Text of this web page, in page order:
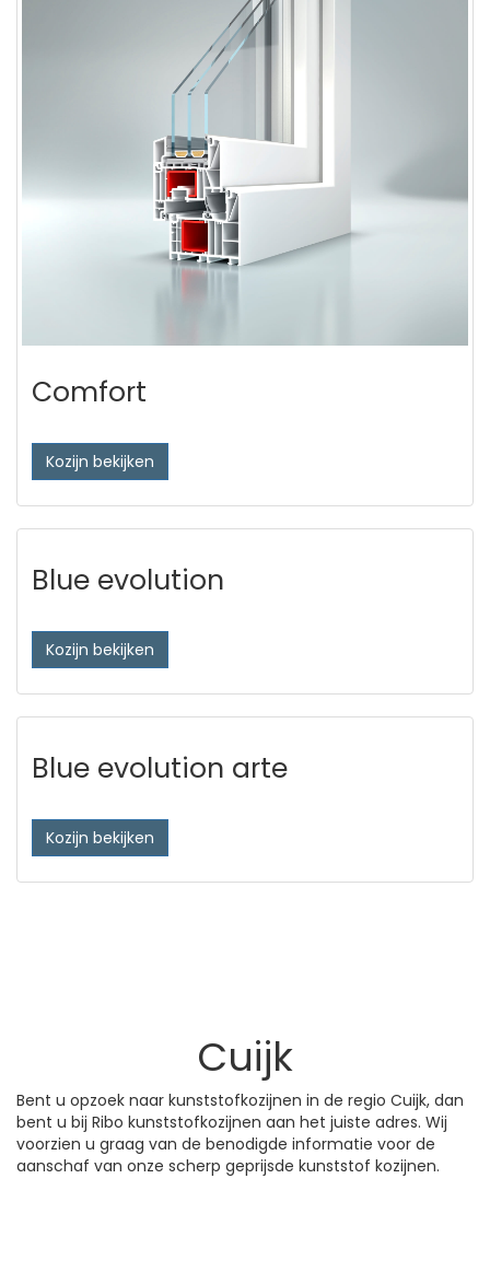
Comfort
Kozijn bekijken
Blue evolution
Kozijn bekijken
Blue evolution arte
Kozijn bekijken
Cuijk
Bent u opzoek naar kunststofkozijnen in de regio Cuijk, dan
bent u bij Ribo kunststofkozijnen aan het juiste adres. Wij
voorzien u graag van de benodigde informatie voor de
aanschaf van onze scherp geprijsde kunststof kozijnen.